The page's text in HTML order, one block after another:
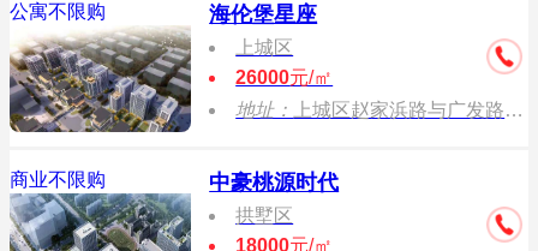
公寓不限购 海伦堡星座
上城区
26000元/㎡
地址：
上城区赵家浜路与广发路交叉口
商业不限购 中豪桃源时代
拱墅区
18000元/㎡